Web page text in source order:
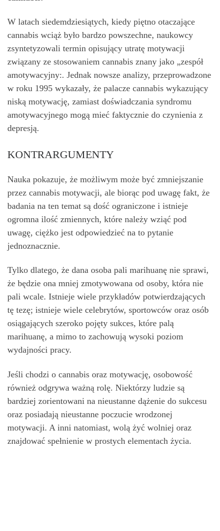
W latach siedemdziesiątych, kiedy piętno otaczające
cannabis wciąż było bardzo powszechne, naukowcy
zsyntetyzowali termin opisujący utratę motywacji
związany ze stosowaniem cannabis znany jako „zespół
amotywacyjny:. Jednak nowsze analizy, przeprowadzone
w roku 1995 wykazały, że palacze cannabis wykazujący
niską motywację, zamiast doświadczania syndromu
amotywacyjnego mogą mieć faktycznie do czynienia z
depresją.
KONTRARGUMENTY
Nauka pokazuje, że możliwym może być zmniejszanie
przez cannabis motywacji, ale biorąc pod uwagę fakt, że
badania na ten temat są dość ograniczone i istnieje
ogromna ilość zmiennych, które należy wziąć pod
uwagę, ciężko jest odpowiedzieć na to pytanie
jednoznacznie.
Tylko dlatego, że dana osoba pali marihuanę nie sprawi,
że będzie ona mniej zmotywowana od osoby, która nie
pali wcale. Istnieje wiele przykładów potwierdzających
tę tezę; istnieje wiele celebrytów, sportowców oraz osób
osiągających szeroko pojęty sukces, które palą
marihuanę, a mimo to zachowują wysoki poziom
wydajności pracy.
Jeśli chodzi o cannabis oraz motywację, osobowość
również odgrywa ważną rolę. Niektórzy ludzie są
bardziej zorientowani na nieustanne dążenie do sukcesu
oraz posiadają nieustanne poczucie wrodzonej
motywacji. A inni natomiast, wolą żyć wolniej oraz
znajdować spełnienie w prostych elementach życia.